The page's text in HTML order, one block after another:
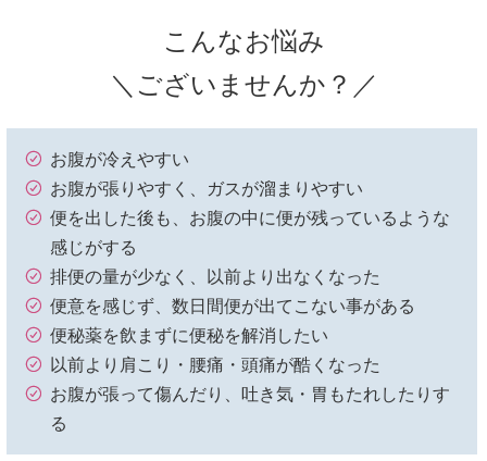
こんなお悩み
＼ございませんか？／
お腹が冷えやすい
お腹が張りやすく、ガスが溜まりやすい
便を出した後も、お腹の中に便が残っているような
感じがする
排便の量が少なく、以前より出なくなった
便意を感じず、数日間便が出てこない事がある
便秘薬を飲まずに便秘を解消したい
以前より肩こり・腰痛・頭痛が酷くなった
お腹が張って傷んだり、吐き気・胃もたれしたりす
る